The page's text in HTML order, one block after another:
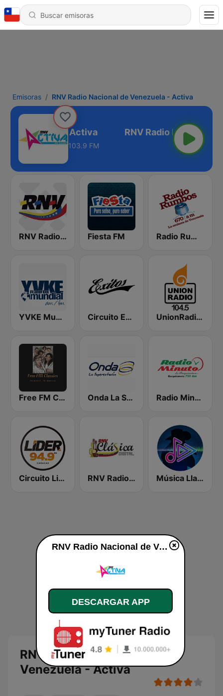
Emisoras RNV Radio Nacional de Venezuela - Activa
Venezuela - Activa
103.9 FM
RNV Radio Nacional de Venezuela Fiesta FM Radio Rumbos
YVKE Mundial Caracas Circuito Exitos 99.9 FM UnionRadio 104.5
Free FM Classics Venezuela Onda La Superestación Radio Minuto 790 AM
Circuito Lider Caracas RNV Radio Nacional de Venezuela - Clásica Música Llanera y Folklor
RNV Radio Nacional de
Venezuela - Activa
RNV Radio Nacional de Venezuela - Activa en vivo
DESCARGAR APP